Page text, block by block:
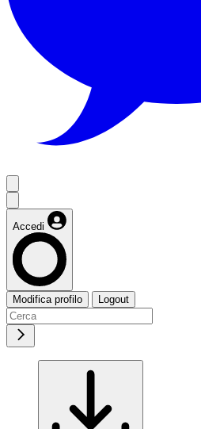
Accedi
Modifica profilo Logout